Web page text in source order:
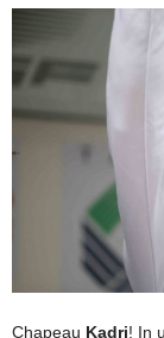
Chapeau Kadri! In